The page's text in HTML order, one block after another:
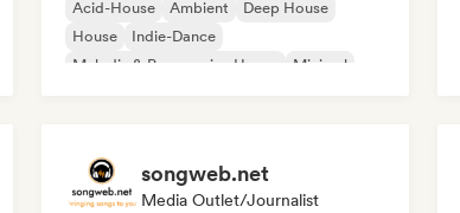
Acid-House Ambient
Deep House
House
Indie-Dance
Melodic & Progressive House
Minimal
songweb.net
Media Outlet/Journalist